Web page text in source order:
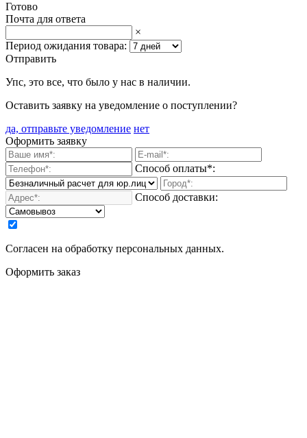
Готово
Почта для ответа
×
Период ожидания товара:
Отправить
Упс, это все, что было у нас в наличии.
Оставить заявку на уведомление о поступлении?
да, отправьте уведомление нет
Оформить заявку
Способ оплаты*:
Способ доставки:
Согласен на обработку персональных данных.
Оформить заказ